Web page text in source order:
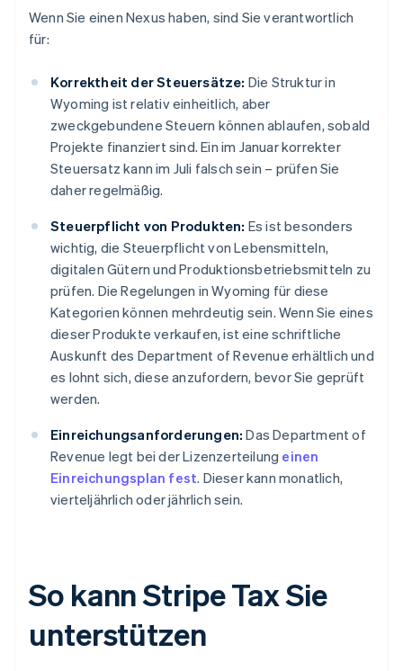
Wenn Sie einen Nexus haben, sind Sie verantwortlich
für:
Korrektheit der Steuersätze: Die Struktur in
Wyoming ist relativ einheitlich, aber
zweckgebundene Steuern können ablaufen, sobald
Projekte finanziert sind. Ein im Januar korrekter
Steuersatz kann im Juli falsch sein – prüfen Sie
daher regelmäßig.
Steuerpflicht von Produkten: Es ist besonders
wichtig, die Steuerpflicht von Lebensmitteln,
digitalen Gütern und Produktionsbetriebsmitteln zu
prüfen. Die Regelungen in Wyoming für diese
Kategorien können mehrdeutig sein. Wenn Sie eines
dieser Produkte verkaufen, ist eine schriftliche
Auskunft des Department of Revenue erhältlich und
es lohnt sich, diese anzufordern, bevor Sie geprüft
werden.
Einreichungsanforderungen: Das Department of
Revenue legt bei der Lizenzerteilung einen
Einreichungsplan fest. Dieser kann monatlich,
vierteljährlich oder jährlich sein.
So kann Stripe Tax Sie
unterstützen